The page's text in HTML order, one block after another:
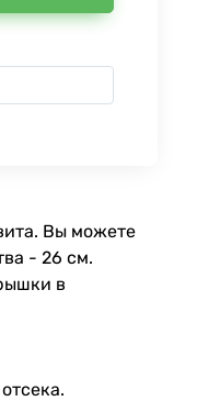
Вы можете
- 26 см.
в